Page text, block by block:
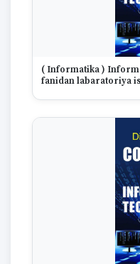
( Informatika )
fanidan labaratoriya